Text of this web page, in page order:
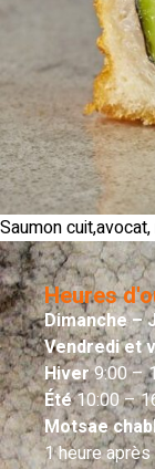
Saumon
Heures
Dimanche –
Vendredi et
Hiver9:00 –
Été10:00 –
Motsae
1 heure